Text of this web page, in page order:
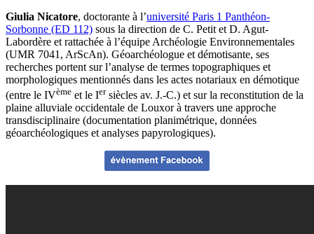
Giulia Nicatore, doctorante à l’université Paris 1 Panthéon-
Sorbonne (ED 112) sous la direction de C. Petit et D. Agut-
Labordère et rattachée à l’équipe Archéologie Environnementales
(UMR 7041, ArScAn). Géoarchéologue et démotisante, ses
recherches portent sur l’analyse de termes topographiques et
morphologiques mentionnés dans les actes notariaux en démotique
(entre le IVème et le Iersiècles av. J.-C.) et sur la reconstitution de la
plaine alluviale occidentale de Louxor à travers une approche
transdisciplinaire (documentation planimétrique, données
géoarchéologiques et analyses papyrologiques).